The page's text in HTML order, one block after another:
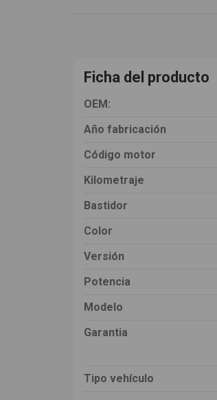
Ficha del producto
OEM:
Año fabricación
Código motor
Kilometraje
Bastidor
Color
Versión
Potencia
Modelo
Garantia
Tipo vehículo